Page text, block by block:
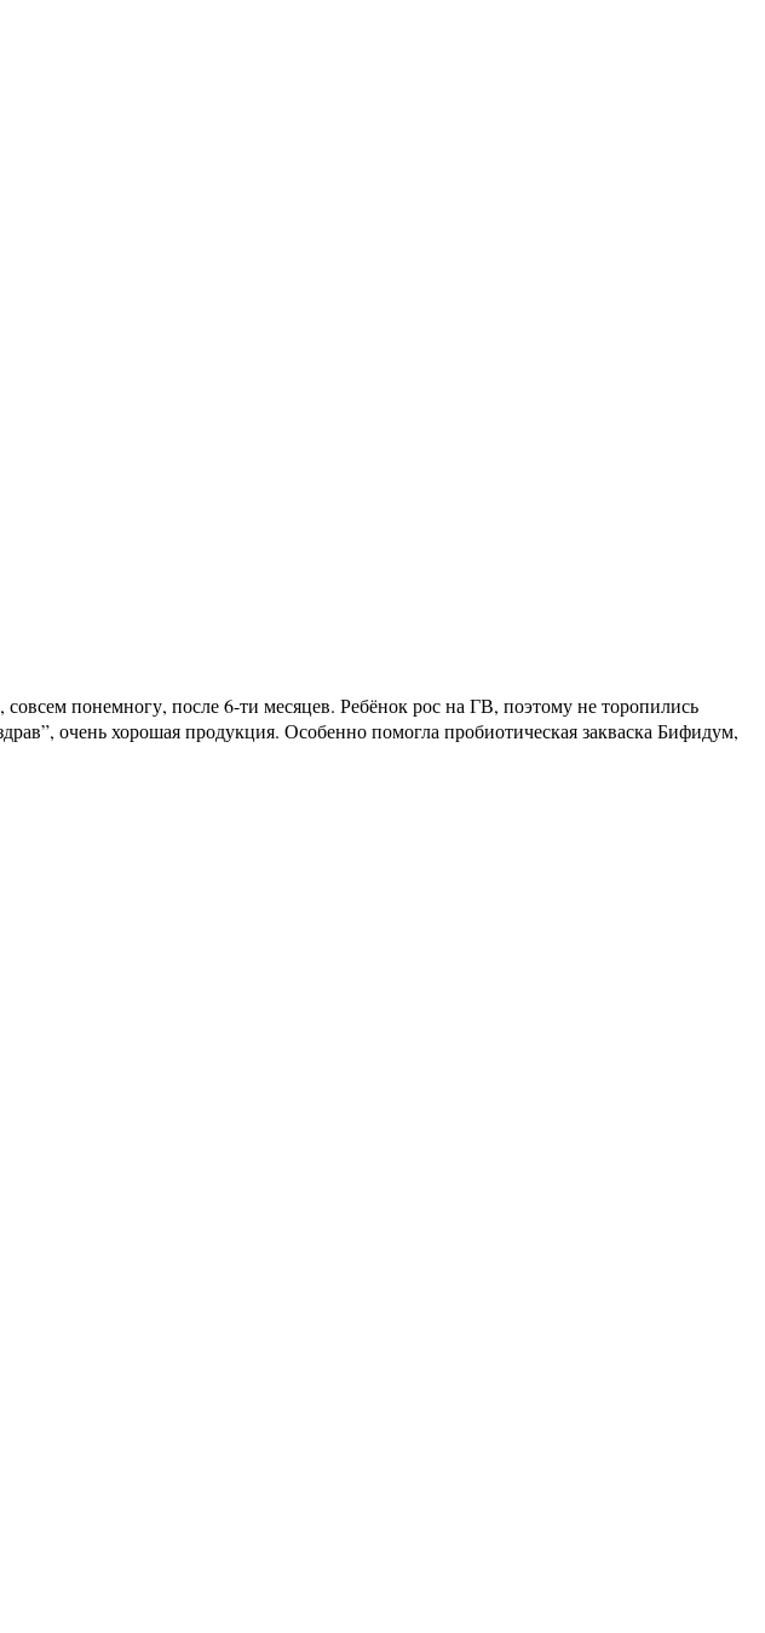
понемногу, после 6-ти месяцев. Ребёнок рос на ГВ, поэтому не торопились
очень хорошая продукция. Особенно помогла пробиотическая закваска Бифидум,